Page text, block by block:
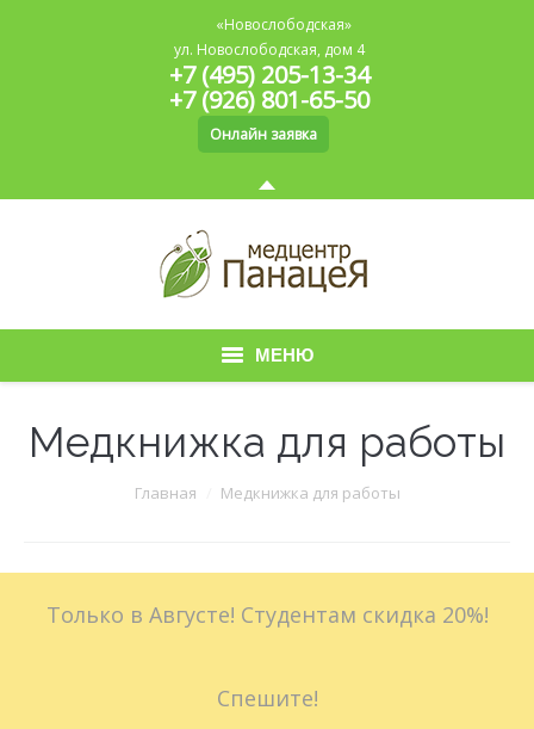
«Новослободская»
ул. Новослободская, дом 4
+7 (495) 205-13-34
+7 (926) 801-65-50
Онлайн заявка
МЕНЮ
Больничные листы
Стоимость
Медкнижка для работы
Главная Медкнижка для работы
Только в Августе! Студентам скидка 20%!
Спешите!